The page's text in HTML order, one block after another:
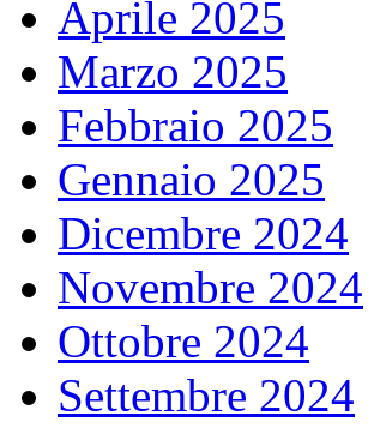
Aprile 2025
Marzo 2025
Febbraio 2025
Gennaio 2025
Dicembre 2024
Novembre 2024
Ottobre 2024
Settembre 2024